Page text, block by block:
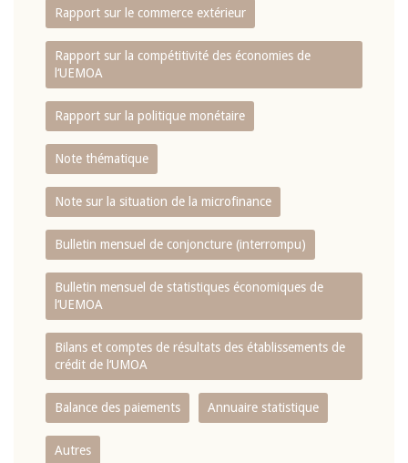
Rapport sur le commerce extérieur
Rapport sur la compétitivité des économies de
l‘UEMOA
Rapport sur la politique monétaire
Note thématique
Note sur la situation de la microfinance
Bulletin mensuel de conjoncture (interrompu)
Bulletin mensuel de statistiques économiques de
l‘UEMOA
Bilans et comptes de résultats des établissements de
crédit de l‘UMOA
Balance des paiements Annuaire statistique
Autres